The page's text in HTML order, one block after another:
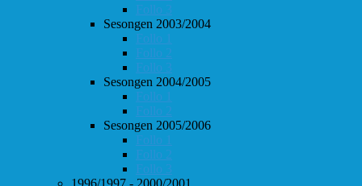
Follo 3
Sesongen 2003/2004
Follo 1
Follo 2
Follo 3
Sesongen 2004/2005
Follo 1
Follo 2
Sesongen 2005/2006
Follo 1
Follo 2
Follo 3
1996/1997 - 2000/2001